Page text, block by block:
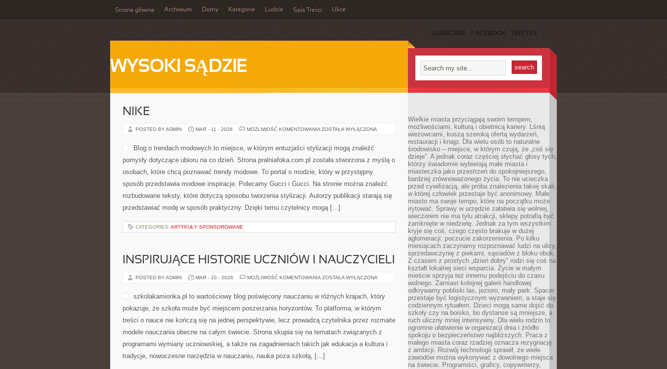
Strona główna Archiwum Domy Kategorie Ludzie Spis Treści Ulice
SUBSCRIBE FACEBOOK TWITTER
WYSOKI SĄDZIE
NIKE
POSTED BY ADMIN MAR - 11 - 2026 MOŻLIWOŚĆ KOMENTOWANIA NIKE
ZOSTAŁA WYŁĄCZONA
Blog o trendach modowych to miejsce, w którym entuzjaści stylizacji mogą znaleźć
pomysły dotyczące ubioru na co dzień. Strona pralniafoka.com.pl została stworzona z myślą o
osobach, które chcą poznawać trendy modowe. To portal o modzie, który w przystępny
sposób przedstawia modowe inspiracje. Polecamy Gucci i Gucci. Na stronie można znaleźć
rozbudowane teksty, które dotyczą sposobu tworzenia stylizacji. Autorzy publikacji starają się
przedstawiać modę w sposób praktyczny. Dzięki temu czytelnicy mogą […]
CATEGORIES: ARTYKUŁY SPONSOROWANE
INSPIRUJĄCE HISTORIE UCZNIÓW I NAUCZYCIELI
POSTED BY ADMIN MAR - 10 - 2026 MOŻLIWOŚĆ KOMENTOWANIA INSPIRUJĄCE
NAUCZYCIELI
ZOSTAŁA WYŁĄCZONA
szkolakamionka.pl to wartościowy blog poświęcony nauczaniu w różnych krajach, który
pokazuje, że szkoła może być miejscem poszerzania horyzontów. To platforma, w którym
treści o nauce nie kończą się na jednej perspektywie, lecz prowadzą czytelnika przez rozmaite
modele nauczania obecne na całym świecie. Strona skupia się na tematach związanych z
programami wymiany uczniowskiej, a także na zagadnieniach takich jak edukacja a kultura i
tradycje, nowoczesne narzędzia w nauczaniu, nauka poza szkołą, […]
Wielkie miasta przyciągają swoim tempem,
możliwościami, kulturą i obietnicą kariery. Lśnią
wieżowcami, kuszą szeroką ofertą wydarzeń,
restauracji i knajp. Dla wielu osób to naturalne
środowisko – miejsce, w którym czują, że „coś się
dzieje”. A jednak coraz częściej słychać głosy tych,
którzy świadomie wybierają małe miasta i
miasteczka jako przestrzeń do spokojniejszego,
bardziej zrównoważonego życia. To nie ucieczka
przed cywilizacją, ale próba znalezienia takiej skali,
w której człowiek przestaje być anonimowy. Małe
miasto ma swoje tempo, które na początku może
irytować. Sprawy w urzędzie załatwia się wolniej,
wieczorem nie ma tylu atrakcji, sklepy potrafią być
zamknięte w niedzielę. Jednak za tym wszystkim
kryje się coś, czego często brakuje w dużej
aglomeracji: poczucie zakorzenienia. Po kilku
miesiącach zaczynamy rozpoznawać ludzi na ulicy,
sprzedawczynię z piekarni, sąsiadów z bloku obok.
Z czasem z prostych „dzień dobry” rodzi się coś na
kształt lokalnej sieci wsparcia. Życie w małym
mieście sprzyja też innemu podejściu do czasu
wolnego. Zamiast kolejnej galerii handlowej
odkrywamy pobliski las, jezioro, mały park. Spacer
przestaje być logistycznym wyzwaniem, a staje się
codziennym rytuałem. Dzieci mogą same dojść do
szkoły czy na boisko, bo dystanse są mniejsze, a
ruch uliczny mniej intensywny. Dla wielu rodzin to
ogromne ułatwienie w organizacji dnia i źródło
spokoju o bezpieczeństwo najbliższych. Praca z
małego miasta coraz rzadziej oznacza rezygnację
z ambicji. Rozwój technologii sprawił, że wiele
zawodów można wykonywać z dowolnego miejsca
na świecie. Programiści, graficy, copywriterzy,